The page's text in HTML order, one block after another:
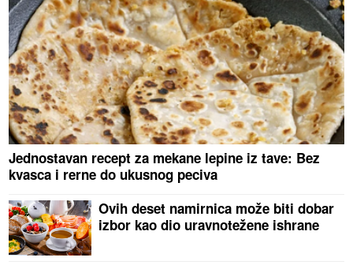
Jednostavan recept za mekane lepine iz tave: Bez
kvasca i rerne do ukusnog peciva
Ovih deset namirnica može biti dobar
izbor kao dio uravnotežene ishrane